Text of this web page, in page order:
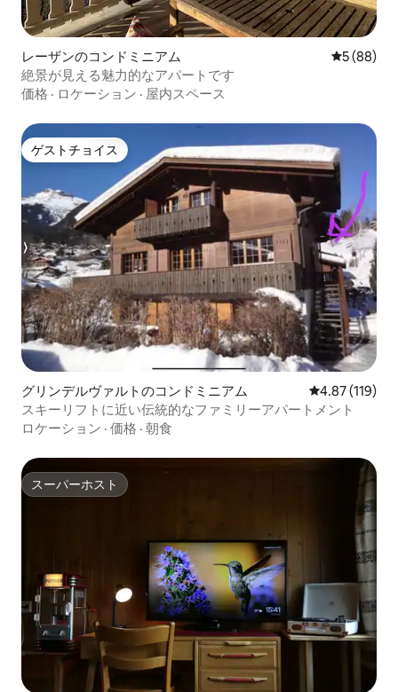
レーザンのコンドミニアム レビュー
5 (88)
絶景が見える魅力的なアパートです
価格 · ロケーション · 屋内スペース
ゲストチョイス
ゲストチョイス
グリンデルヴァルトのコンドミニアム レビュー119
4.87 (119)
スキーリフトに近い伝統的なファミリーアパートメント
ロケーション · 価格 · 朝食
スーパーホスト
スーパーホスト